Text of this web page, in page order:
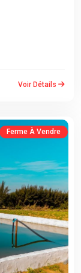
Voir Détails
Ferme À Vendre